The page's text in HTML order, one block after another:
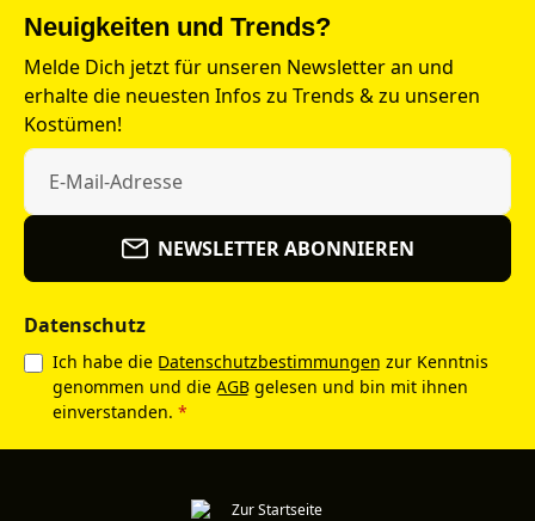
Neuigkeiten und Trends?
Melde Dich jetzt für unseren Newsletter an und
erhalte die neuesten Infos zu Trends & zu unseren
Kostümen!
NEWSLETTER ABONNIEREN
Datenschutz
Ich habe die Datenschutzbestimmungen zur Kenntnis
genommen und die AGB gelesen und bin mit ihnen
einverstanden. *